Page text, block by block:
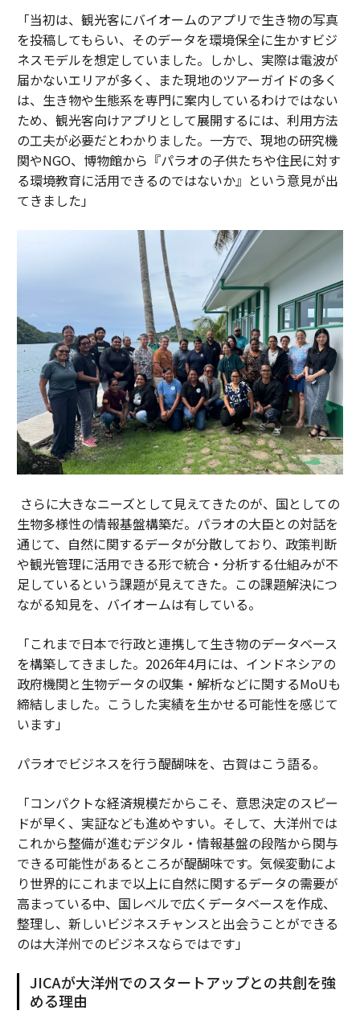
「当初は、観光客にバイオームのアプリで生き物の写真
を投稿してもらい、そのデータを環境保全に生かすビジ
ネスモデルを想定していました。しかし、実際は電波が
届かないエリアが多く、また現地のツアーガイドの多く
は、生き物や生態系を専門に案内しているわけではない
ため、観光客向けアプリとして展開するには、利用方法
の工夫が必要だとわかりました。一方で、現地の研究機
関やNGO、博物館から『パラオの子供たちや住民に対す
る環境教育に活用できるのではないか』という意見が出
てきました」
さらに大きなニーズとして見えてきたのが、国としての
生物多様性の情報基盤構築だ。パラオの大臣との対話を
通じて、自然に関するデータが分散しており、政策判断
や観光管理に活用できる形で統合・分析する仕組みが不
足しているという課題が見えてきた。この課題解決につ
ながる知見を、バイオームは有している。
「これまで日本で行政と連携して生き物のデータベース
を構築してきました。2026年4月には、インドネシアの
政府機関と生物データの収集・解析などに関するMoUも
締結しました。こうした実績を生かせる可能性を感じて
います」
パラオでビジネスを行う醍醐味を、古賀はこう語る。
「コンパクトな経済規模だからこそ、意思決定のスピー
ドが早く、実証なども進めやすい。そして、大洋州では
これから整備が進むデジタル・情報基盤の段階から関与
できる可能性があるところが醍醐味です。気候変動によ
り世界的にこれまで以上に自然に関するデータの需要が
高まっている中、国レベルで広くデータベースを作成、
整理し、新しいビジネスチャンスと出会うことができる
のは大洋州でのビジネスならではです」
JICAが大洋州でのスタートアップとの共創を強
める理由